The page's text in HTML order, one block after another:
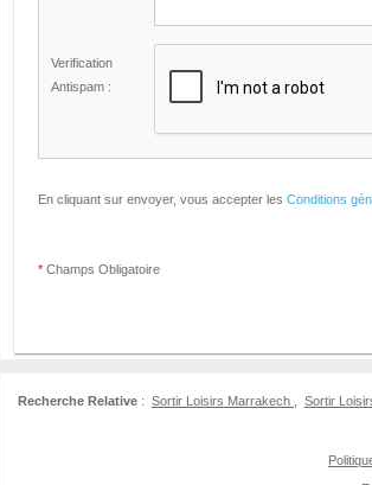
Verification
Antispam :
En cliquant sur envoyer, vous accepter les Conditions
* Champs Obligatoire
Recherche Relative : Sortir Loisirs Marrakech Sortir